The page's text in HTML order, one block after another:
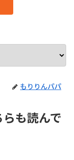
もりりんパパ
も読んで